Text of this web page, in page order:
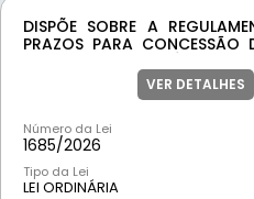
DISPÕE SOBRE A
PRAZOS PARA CONCESSÃO
VER DETALHES
Número da Lei
1685/2026
Tipo da Lei
LEI ORDINÁRIA